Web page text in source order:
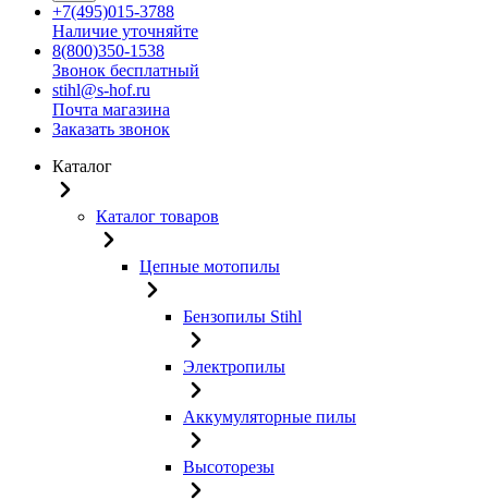
+7(495)015-3788
Наличие уточняйте
8(800)350-1538
Звонок бесплатный
stihl@s-hof.ru
Почта магазина
Заказать звонок
Каталог
Каталог товаров
Цепные мотопилы
Бензопилы Stihl
Электропилы
Аккумуляторные пилы
Высоторезы